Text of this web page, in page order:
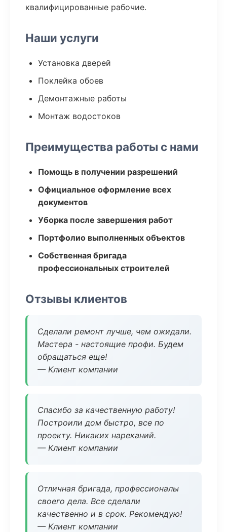
квалифицированные рабочие.
Наши услуги
Установка дверей
Поклейка обоев
Демонтажные работы
Монтаж водостоков
Преимущества работы с нами
Помощь в получении разрешений
Официальное оформление всех
документов
Уборка после завершения работ
Портфолио выполненных объектов
Собственная бригада
профессиональных строителей
Отзывы клиентов
Сделали ремонт лучше, чем ожидали.
Мастера - настоящие профи. Будем
обращаться еще!
— Клиент компании
Спасибо за качественную работу!
Построили дом быстро, все по
проекту. Никаких нареканий.
— Клиент компании
Отличная бригада, профессионалы
своего дела. Все сделали
качественно и в срок. Рекомендую!
— Клиент компании